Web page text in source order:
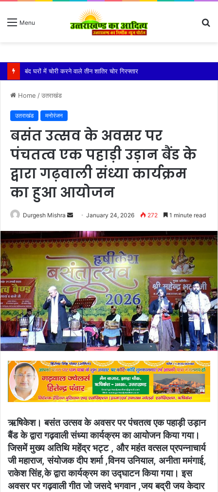
Menu
बारिश ने बढ़ाई दहशत, दरकने लगी जमीन, 10 परिवारों ने छोड़े घर
Home /उतराखंड
उतराखंड मनोरंजन
बसंत उत्सव के अवसर पर
पंचतत्व एक पहाड़ी उड़ान बैंड के
द्वारा गढ़वाली संध्या कार्यक्रम
का हुआ आयोजन
Durgesh Mishra
Send
email
January 24, 2026 272 1 minute read
ऋषिकेश। बसंत उत्सव के अवसर पर पंचतत्व एक पहाड़ी उड़ान
बैंड के द्वारा गढ़वाली संध्या कार्यक्रम का आयोजन किया गया।
जिसमें मुख्य अतिथि महेंद्र भट्ट , और महंत वत्सल प्रपन्नाचार्य
जी महाराज, संयोजक दीप शर्मा ,विनय उनियाल, अनीता ममंगाई,
राकेश सिंह,के द्वारा कार्यक्रम का उद्घाटन किया गया। इस
अवसर पर गढ़वाली गीत जो जसदे भगवान ,जय बद्री जय केदार